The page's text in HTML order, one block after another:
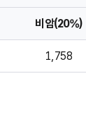
비암(20%)
1,758